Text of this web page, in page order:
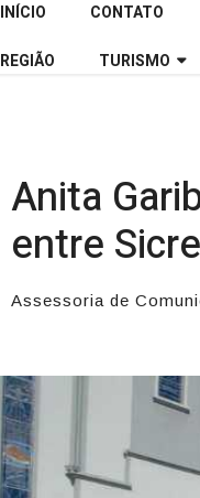
INÍCIO CONTATO
REGIÃO TURISMO
Anita
entre
Assessoria de